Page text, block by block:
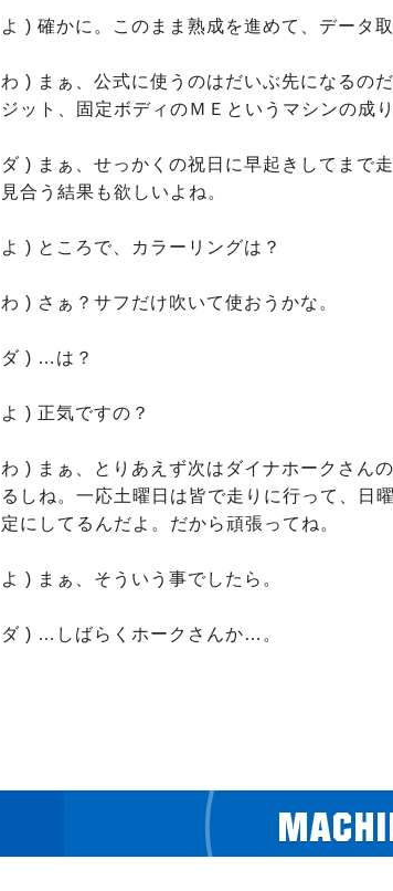
よ ) 確かに。このまま熟成を進めて、データ
わ ) まぁ、公式に使うのはだいぶ先になるの
ジット、固定ボディのＭＥというマシンの成
ダ ) まぁ、せっかくの祝日に早起きしてまで
見合う結果も欲しいよね。
よ ) ところで、カラーリングは？
わ ) さぁ？サフだけ吹いて使おうかな。
ダ ) …は？
よ ) 正気ですの？
わ ) まぁ、とりあえず次はダイナホークさん
るしね。一応土曜日は皆で走りに行って、日
定にしてるんだよ。だから頑張ってね。
よ ) まぁ、そういう事でしたら。
ダ ) …しばらくホークさんか…。